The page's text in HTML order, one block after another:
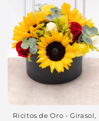
Ricitos de Oro - Girasol,